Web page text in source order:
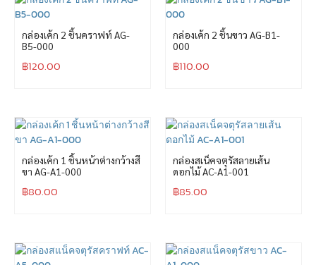
กล่องเค้ก 2 ชิ้นคราฟท์ AG-
B5-000
฿120.00
กล่องเค้ก 2 ชิ้นขาว AG-B1-
000
฿110.00
กล่องเค้ก 1 ชิ้นหน้าต่างกว้างสี
ขา AG-A1-000
฿80.00
กล่องสเน็คจตุรัสลายเส้น
ดอกไม้ AC-A1-001
฿85.00